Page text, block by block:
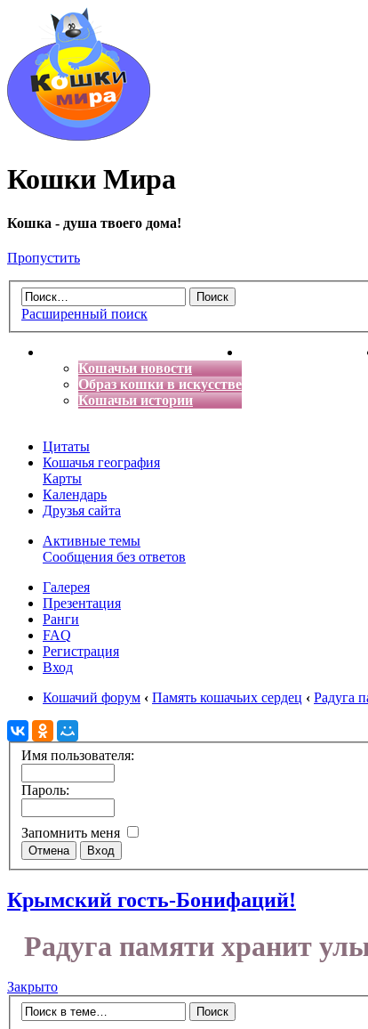
Кошки Мира
Кошка - душа твоего дома!
Пропустить
Расширенный поиск
Кошачьи новости
Образ кошки в искусстве
Кошачьи истории
Энциклопедия
Цитаты
Кошачья география
Карты
Календарь
Друзья сайта
Активные темы
Сообщения без ответов
Галерея
Презентация
Ранги
FAQ
Регистрация
Вход
Кошачий форум ‹ Память кошачьих сердец ‹ Радуга
Имя пользователя:
Пароль:
Запомнить меня
Крымский гость-Бонифаций!
Радуга памяти хранит
Закрыто